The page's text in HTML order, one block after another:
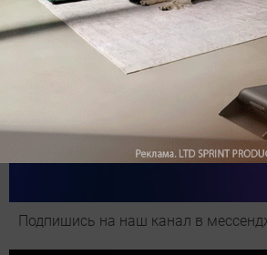
Подпишись на наш канал в